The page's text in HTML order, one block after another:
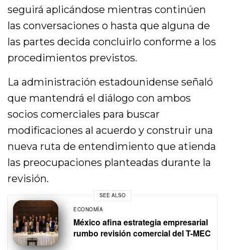
seguirá aplicándose mientras continúen
las conversaciones o hasta que alguna de
las partes decida concluirlo conforme a los
procedimientos previstos.
La administración estadounidense señaló
que mantendrá el diálogo con ambos
socios comerciales para buscar
modificaciones al acuerdo y construir una
nueva ruta de entendimiento que atienda
las preocupaciones planteadas durante la
revisión.
SEE ALSO
ECONOMÍA
México afina estrategia empresarial
rumbo revisión comercial del T-MEC